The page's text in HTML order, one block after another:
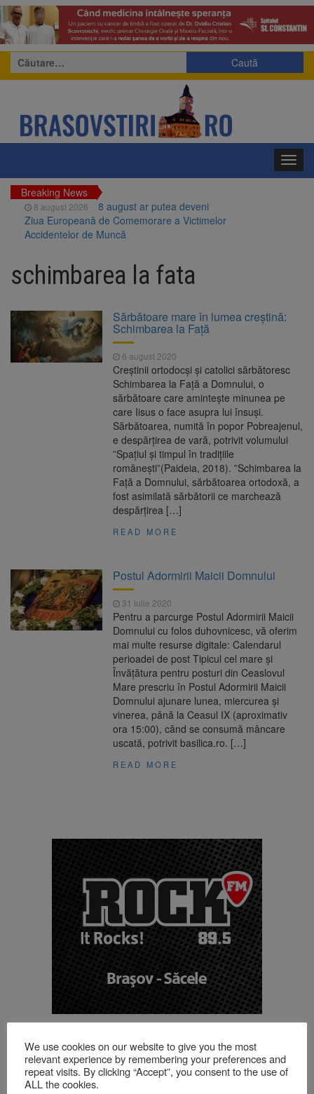
Caută
după:
Breaking News
8 august 2026
8 august ar putea deveni
Ziua Europeană de Comemorare a Victimelor
Accidentelor de Muncă
fostului complex Duplex 91, de lângă Piața
Star
Nivelul Dunării a început să crească
8 august 2026
Asociația Română pentru
Iluminat cere reducerea luminii pe timpul
nopții, nu oprirea iluminatului public
Trafic blocat pe DN1E Brașov
– Poiana Brașov după un accident. Două
persoane primesc îngrijiri medicale
Se schimbă examenul de
medic specialist. Subiecte unice în toată țara,
aceeași oră și același barem
schimbarea la fata
Sărbătoare mare în lumea creștină:
Schimbarea la Față
6 august 2020
Creştinii ortodocşi şi catolici sărbătoresc
Schimbarea la Faţă a Domnului, o
sărbătoare care aminteşte minunea pe
care Iisus o face asupra lui însuşi.
Sărbătoarea, numită în popor Pobreajenul,
e despărţirea de vară, potrivit volumului
”Spaţiul şi timpul în tradiţiile
româneşti”(Paideia, 2018). ”Schimbarea la
Faţă a Domnului, sărbătoarea ortodoxă, a
fost asimilată sărbătorii ce marchează
despărţirea […]
READ MORE
Postul Adormirii Maicii Domnului
31 iulie 2020
Pentru a parcurge Postul Adormirii Maicii
Domnului cu folos duhovnicesc, vă oferim
mai multe resurse digitale: Calendarul
perioadei de post Tipicul cel mare și
Învățătura pentru posturi din Ceaslovul
Mare prescriu în Postul Adormirii Maicii
Domnului ajunare lunea, miercurea și
vinerea, până la Ceasul IX (aproximativ
ora 15:00), când se consumă mâncare
uscată, potrivit basilica.ro. […]
READ MORE
TOP ȘTIRI
Se schimbă examenul de medic specialist. Subiecte unice în toată
țara, aceeași oră și același barem
We use cookies on our website to give you the most
relevant experience by remembering your preferences and
repeat visits. By clicking “Accept”, you consent to the use of
ALL the cookies.